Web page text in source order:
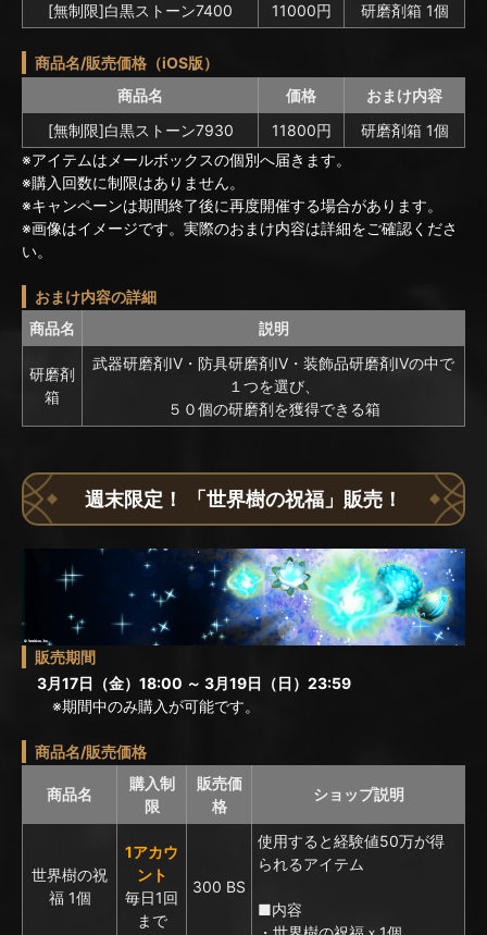
[無制限]白黒ストーン7400
11000円 研磨剤箱 1個
商品名/販売価格（iOS版）
商品名
価格
おまけ内容
[無制限]白黒ストーン7930
11800円
研磨剤箱 1個
※アイテムはメールボックスの個別へ届きます。
※購入回数に制限はありません。
※キャンペーンは期間終了後に再度開催する場合があります。
※画像はイメージです。実際のおまけ内容は詳細をご確認くださ
い。
おまけ内容の詳細
商品名
説明
研磨剤
箱
武器研磨剤IV・防具研磨剤IV・装飾品研磨剤IVの中で
１つを選び、
５０個の研磨剤を獲得できる箱
週末限定！ 「世界樹の祝福」販売！
販売期間
3月17日（金）18:00 ～ 3月19日（日）23:59
※期間中のみ購入が可能です。
商品名/販売価格
商品名
購入制
限
販売価
格
ショップ説明
世界樹の祝
福 1個
1アカウ
ント
毎日1回
まで
300 BS
使用すると経験値50万が得
られるアイテム
■内容